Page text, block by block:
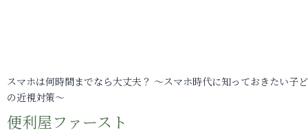
スマホは何時間までなら大丈夫？ ～スマホ時代に知っておきたい子
の近視対策～
便利屋ファースト